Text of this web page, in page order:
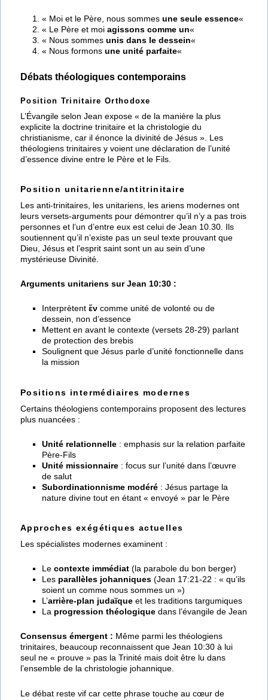
« Moi et le Père, nous sommes une seule essence«
« Le Père et moi agissons comme un«
« Nous sommes unis dans le dessein«
« Nous formons une unité parfaite«
Débats théologiques contemporains
Position Trinitaire Orthodoxe
L’Évangile selon Jean expose « de la manière la plus
explicite la doctrine trinitaire et la christologie du
christianisme, car il énonce la divinité de Jésus ». Les
théologiens trinitaires y voient une déclaration de l’unité
d’essence divine entre le Père et le Fils.
Position unitarienne/antitrinitaire
Les anti-trinitaires, les unitariens, les ariens modernes ont
leurs versets-arguments pour démontrer qu’il n’y a pas trois
personnes et l’un d’entre eux est celui de Jean 10.30. Ils
soutiennent qu’il n’existe pas un seul texte prouvant que
Dieu, Jésus et l’esprit saint sont un au sein d’une
mystérieuse Divinité.
Arguments unitariens sur Jean 10:30 :
Interprètent ἕνcomme unité de volonté ou de
dessein, non d’essence
Mettent en avant le contexte (versets 28-29) parlant
de protection des brebis
Soulignent que Jésus parle d’unité fonctionnelle dans
la mission
Positions intermédiaires modernes
Certains théologiens contemporains proposent des lectures
plus nuancées :
Unité relationnelle: emphasis sur la relation parfaite
Père-Fils
Unité missionnaire: focus sur l’unité dans l’œuvre
de salut
Subordinationnisme modéré: Jésus partage la
nature divine tout en étant « envoyé » par le Père
Approches exégétiques actuelles
Les spécialistes modernes examinent :
Le contexte immédiat(la parabole du bon berger)
Les parallèles johanniques(Jean 17:21-22 : « qu’ils
soient un comme nous sommes un »)
L’arrière-plan judaïqueet les traditions targumiques
La progression théologiquedans l’évangile de Jean
Consensus émergent : Même parmi les théologiens
trinitaires, beaucoup reconnaissent que Jean 10:30 à lui
seul ne « prouve » pas la Trinité mais doit être lu dans
l’ensemble de la christologie johannique.
Le débat reste vif car cette phrase touche au cœur de